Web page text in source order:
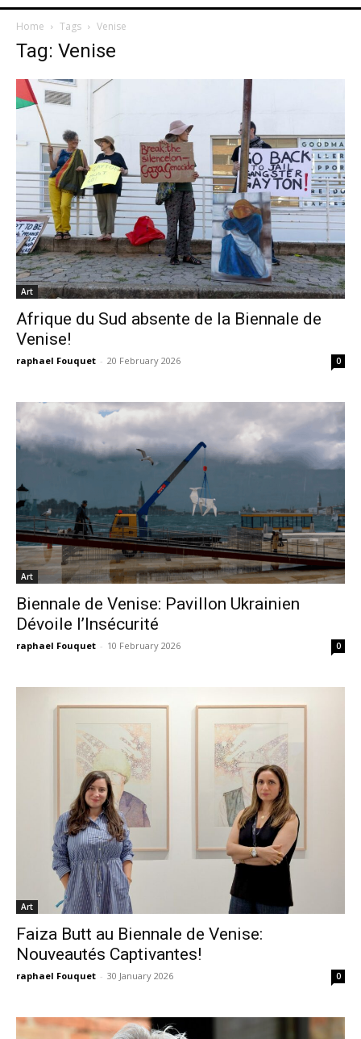
Home Tags Venise
Tag: Venise
Art
Afrique du Sud absente de la Biennale de
Venise!
raphael Fouquet - 20 February 2026 0
Art
Biennale de Venise: Pavillon Ukrainien
Dévoile l’Insécurité
raphael Fouquet - 10 February 2026 0
Art
Faiza Butt au Biennale de Venise:
Nouveautés Captivantes!
raphael Fouquet - 30 January 2026 0